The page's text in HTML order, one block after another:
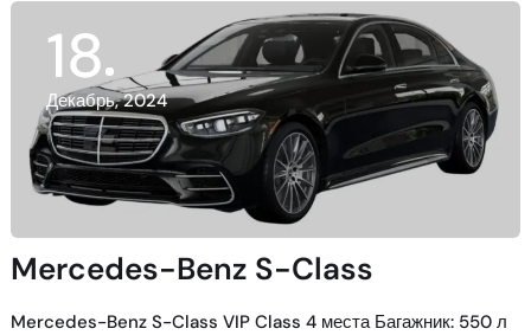
18
Декабрь, 2024
Mercedes-Benz S-Class
Mercedes-Benz S-Class VIP Class 4 места Багажник: 550 л